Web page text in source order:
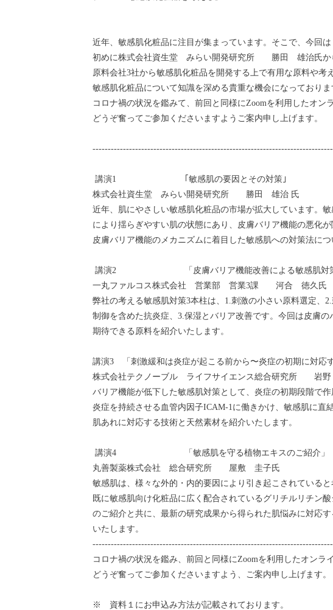
近年、敏感肌化粧品に注目が集まっています。そこで、今回
初めに株式会社資生堂 みらい開発研究所 勝田 雄治氏から
原料会社3社から敏感肌化粧品を開発する上で有用な原料や考
敏感肌化粧品について知識を深める貴重な機会になっておりま
コロナ禍の状況を鑑みて、前回と同様にZoomを利用したオン
どうぞ奮ってご参加くださいますようご案内申し上げます。
講演1 ｢敏感肌の要因とその対策｣
株式会社資生堂 みらい開発研究所 勝田 雄治 氏
近年、肌にやさしい敏感肌化粧品の市場が拡大しています。
により揺らぎやすい肌の状態にあり、皮膚バリア機能の悪化が
皮膚バリア機能のメカニズムに着目した敏感肌への対策法につ
講演2 「皮膚バリア機能改善による敏感肌対策
一丸ファルコス株式会社 営業部 営業3課 河合 徳久氏
弊社の考える敏感肌対策3本柱は、1.刺激の小さい原料選定、
制御を含めた抗炎症、3.保湿とバリア改善です。今回は皮膚の
期待できる原料を紹介いたします。
講演3 「刺激緩和は炎症が起こる前から〜炎症の初期に対応
株式会社テクノーブル ライフサイエンス総合研究所 岩
バリア機能が低下した敏感肌対策として、炎症の初期段階で作
炎症を持続させる血管内因子ICAM-1に働きかけ、敏感肌に直
肌あれに対応する技術と天然素材を紹介いたします。
講演4 「敏感肌を守る植物エキスのご紹介」
丸善製薬株式会社 総合研究所 屋敷 圭子氏
敏感肌は、様々な外的・内的要因により引き起こされていると
既に敏感肌向け化粧品に広く配合されているグリチルリチン
のご紹介と共に、最新の研究成果から得られた肌悩みに対応
いたします。
コロナ禍の状況を鑑み、前回と同様にZoomを利用したオンラ
どうぞ奮ってご参加くださいますよう、ご案内申し上げます。
※ 資料１にお申込み方法が記載されております。